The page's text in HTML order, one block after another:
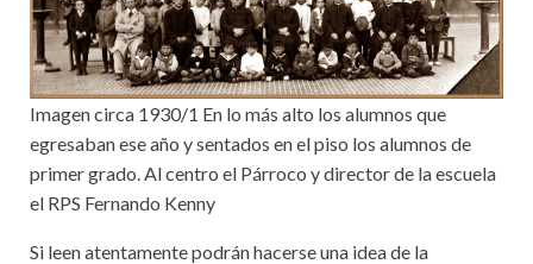
Imagen circa 1930/1 En lo más alto los alumnos que
egresaban ese año y sentados en el piso los alumnos de
primer grado. Al centro el Párroco y director de la escuela
el RPS Fernando Kenny
Si leen atentamente podrán hacerse una idea de la